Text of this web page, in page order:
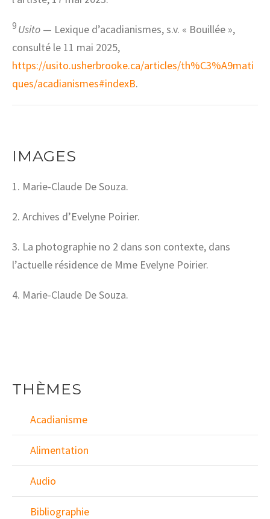
9 Usito — Lexique d’acadianismes, s.v. « Bouillée »,
consulté le 11 mai 2025,
https://usito.usherbrooke.ca/articles/th%C3%A9mati
ques/acadianismes#indexB.
IMAGES
1. Marie-Claude De Souza.
2. Archives d’Evelyne Poirier.
3. La photographie no 2 dans son contexte, dans
l’actuelle résidence de Mme Evelyne Poirier.
4. Marie-Claude De Souza.
THÈMES
Acadianisme
Alimentation
Audio
Bibliographie